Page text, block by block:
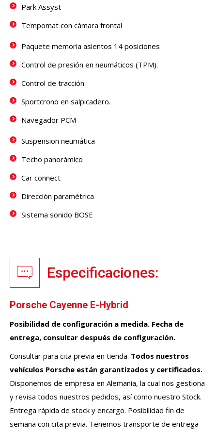
Park Assyst
Tempomat con cámara frontal
Paquete memoria asientos 14 posiciones
Control de presión en neumáticos (TPM).
Control de tracción.
Sportcrono en salpicadero.
Navegador PCM
Suspension neumática
Techo panorámico
Car connect
Dirección paramétrica
Sistema sonido BOSE
Especificaciones:
Porsche Cayenne E-Hybrid
Posibilidad de configuración a medida. Fecha de
entrega, consultar después de configuración.
Consultar para cita previa en tienda. Todos nuestros
vehículos Porsche están garantizados y certificados.
Disponemos de empresa en Alemania, la cual nos gestiona
y revisa todos nuestros pedidos, así como nuestro Stock.
Entrega rápida de stock y encargo. Posibilidad fin de
semana con cita previa. Tenemos transporte de entrega